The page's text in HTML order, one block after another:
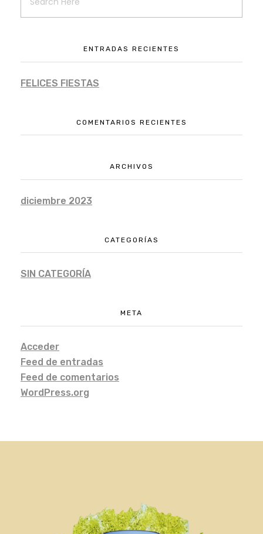
ENTRADAS RECIENTES
FELICES FIESTAS
COMENTARIOS RECIENTES
ARCHIVOS
diciembre 2023
CATEGORÍAS
SIN CATEGORÍA
META
Acceder
Feed de entradas
Feed de comentarios
WordPress.org